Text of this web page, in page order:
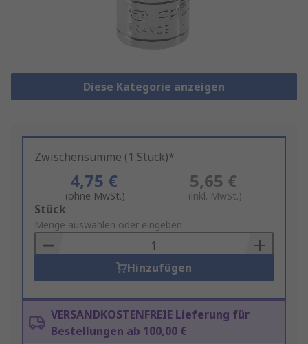
Diese Kategorie anzeigen
Zwischensumme (1 Stück)*
4,75 €
(ohne MwSt.)
5,65 €
(inkl. MwSt.)
Add
to
Basket
Stück
Menge auswählen oder eingeben
Hinzufügen
VERSANDKOSTENFREIE Lieferung für
Bestellungen ab 100,00 €